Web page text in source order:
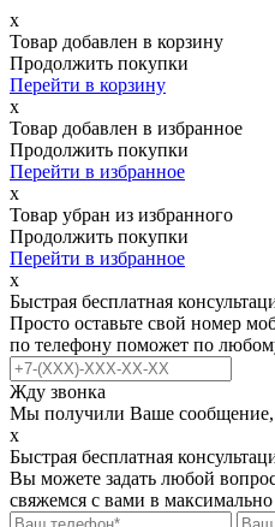
х
Товар добавлен в корзину
Продолжить покупки
Перейти в корзину
х
Товар добавлен в избранное
Продолжить покупки
Перейти в избранное
х
Товар убран из избранного
Продолжить покупки
Перейти в избранное
х
Быстрая бесплатная
Просто оставьте свой номер
по телефону поможет по
Жду звонка
Мы получили Ваше
х
Быстрая бесплатная
Вы можете задать любой
свяжемся с вами в